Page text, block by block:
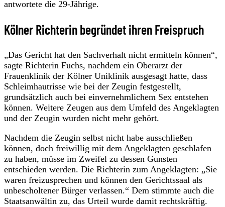
antwortete die 29-Jährige.
Kölner Richterin begründet ihren Freispruch
„Das Gericht hat den Sachverhalt nicht ermitteln können“,
sagte Richterin Fuchs, nachdem ein Oberarzt der
Frauenklinik der Kölner Uniklinik ausgesagt hatte, dass
Schleimhautrisse wie bei der Zeugin festgestellt,
grundsätzlich auch bei einvernehmlichem Sex entstehen
können. Weitere Zeugen aus dem Umfeld des Angeklagten
und der Zeugin wurden nicht mehr gehört.
Nachdem die Zeugin selbst nicht habe ausschließen
können, doch freiwillig mit dem Angeklagten geschlafen
zu haben, müsse im Zweifel zu dessen Gunsten
entschieden werden. Die Richterin zum Angeklagten: „Sie
waren freizusprechen und können den Gerichtssaal als
unbescholtener Bürger verlassen.“ Dem stimmte auch die
Staatsanwältin zu, das Urteil wurde damit rechtskräftig.